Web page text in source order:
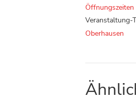
Öffnungszeiten
Veranstaltung-
Oberhausen